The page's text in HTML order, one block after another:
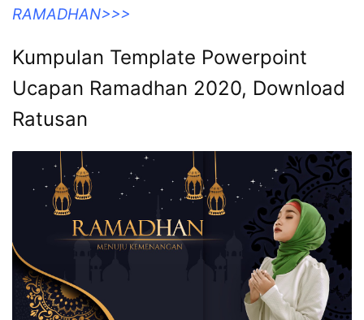
RAMADHAN>>>
Kumpulan Template Powerpoint
Ucapan Ramadhan 2020, Download
Ratusan